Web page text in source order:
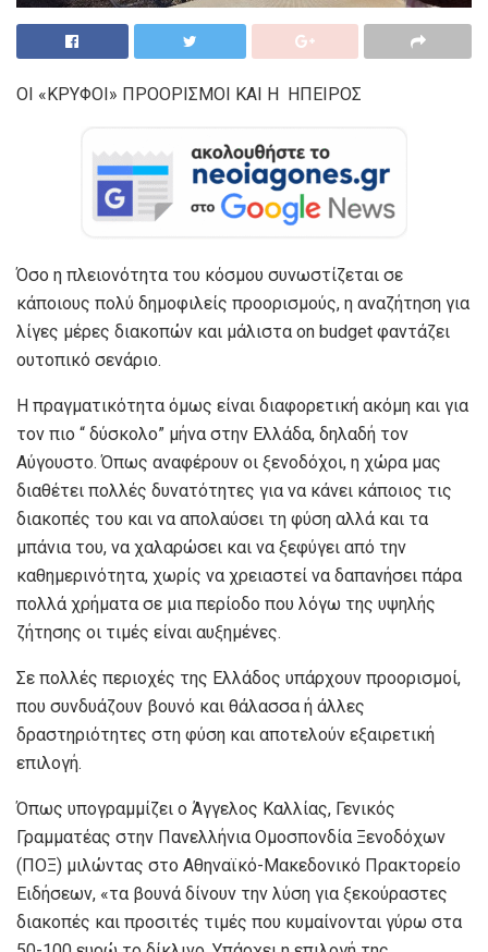
ΟΙ «ΚΡΥΦΟΙ» ΠΡΟΟΡΙΣΜΟΙ ΚΑΙ Η ΗΠΕΙΡΟΣ
Όσο η πλειονότητα του κόσμου συνωστίζεται σε
κάποιους πολύ δημοφιλείς προορισμούς, η αναζήτηση για
λίγες μέρες διακοπών και μάλιστα on budget φαντάζει
ουτοπικό σενάριο.
Η πραγματικότητα όμως είναι διαφορετική ακόμη και για
τον πιο “ δύσκολο” μήνα στην Ελλάδα, δηλαδή τον
Αύγουστο. Όπως αναφέρουν οι ξενοδόχοι, η χώρα μας
διαθέτει πολλές δυνατότητες για να κάνει κάποιος τις
διακοπές του και να απολαύσει τη φύση αλλά και τα
μπάνια του, να χαλαρώσει και να ξεφύγει από την
καθημερινότητα, χωρίς να χρειαστεί να δαπανήσει πάρα
πολλά χρήματα σε μια περίοδο που λόγω της υψηλής
ζήτησης οι τιμές είναι αυξημένες.
Σε πολλές περιοχές της Ελλάδος υπάρχουν προορισμοί,
που συνδυάζουν βουνό και θάλασσα ή άλλες
δραστηριότητες στη φύση και αποτελούν εξαιρετική
επιλογή.
Όπως υπογραμμίζει ο Άγγελος Καλλίας, Γενικός
Γραμματέας στην Πανελλήνια Ομοσπονδία Ξενοδόχων
(ΠΟΞ) μιλώντας στο Αθηναϊκό-Μακεδονικό Πρακτορείο
Ειδήσεων, «τα βουνά δίνουν την λύση για ξεκούραστες
διακοπές και προσιτές τιμές που κυμαίνονται γύρω στα